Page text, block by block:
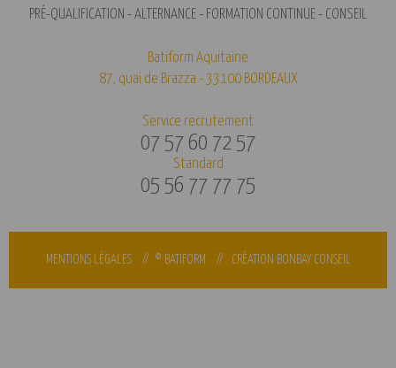
PRÉ-QUALIFICATION - ALTERNANCE - FORMATION CONTINUE - CONSEIL
Batiform Aquitaine
87, quai de Brazza - 33100 BORDEAUX
Service recrutement
07 57 60 72 57
Standard
05 56 77 77 75
MENTIONS LÉGALES// © BATIFORM // CRÉATION BONBAY CONSEIL